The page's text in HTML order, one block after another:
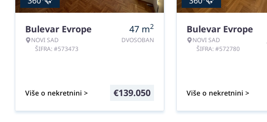
Bulevar Evrope
NOVI SAD
ŠIFRA: #573473
47 m2
DVOSOBAN
Više o nekretnini > €139.050
Bulevar Evrope
NOVI SAD
ŠIFRA: #572780
Više o nekretnini >